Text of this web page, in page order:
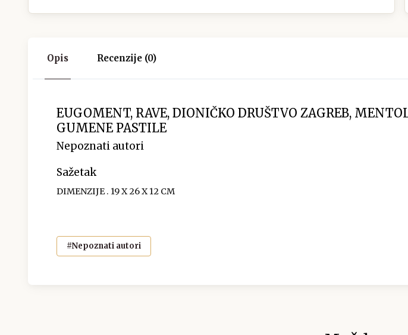
Opis Recenzije (0)
EUGOMENT, RAVE, DIONIČKO DRUŠTVO ZAGREB,
GUMENE PASTILE
Nepoznati autori
Sažetak
DIMENZIJE . 19 X 26 X 12 CM
#Nepoznati autori